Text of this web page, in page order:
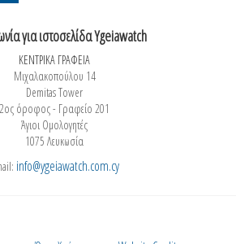
για ιστοσελίδα Ygeiawatch
ΚΕΝΤΡΙΚΑ ΓΡΑΦΕΙΑ
Μιχαλακοπούλου 14
Demitas Tower
2ος όροφος - Γραφείο 201
Άγιοι Ομολογητές
1075 Λευκωσία
info@ygeiawatch.com.cy